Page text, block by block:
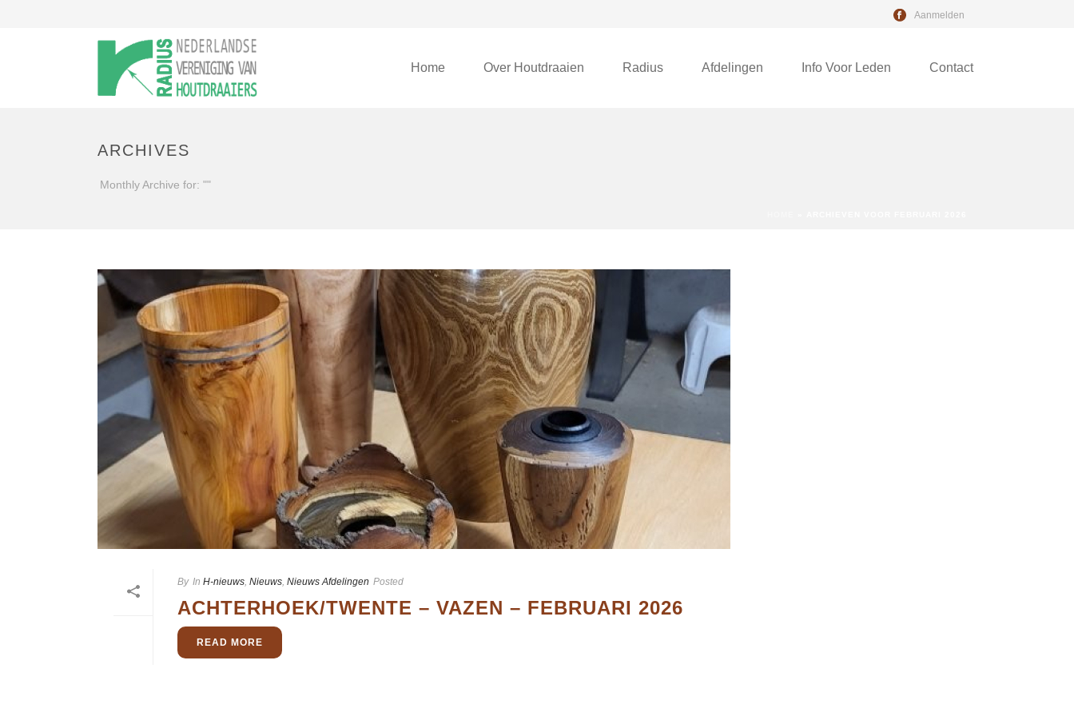
Aanmelden
Home Over Houtdraaien Radius Afdelingen Info Voor Leden Contact
ARCHIVES
Monthly Archive for: ""
By In H-nieuws, Nieuws, Nieuws Afdelingen Posted
ACHTERHOEK/TWENTE – VAZEN – FEBRUARI 2026
READ MORE